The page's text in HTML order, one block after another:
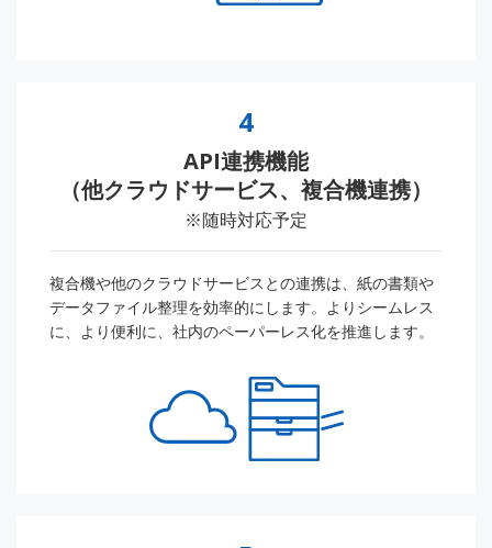
4
API連携機能
（他クラウドサービス、複合機連携）
※随時対応予定
複合機や他のクラウドサービスとの連携は、紙の書類や
データファイル整理を効率的にします。よりシームレス
に、より便利に、社内のペーパーレス化を推進します。